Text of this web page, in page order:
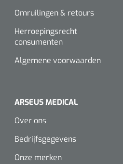
Omruilingen & retours
Herroepingsrecht
consumenten
Algemene voorwaarden
ARSEUS MEDICAL
Over ons
Bedrijfsgegevens
Onze merken